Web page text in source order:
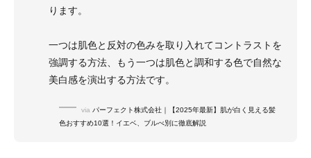
ります。
一つは肌色と反対の色みを取り入れてコントラストを
強調する方法、もう一つは肌色と調和する色で自然な
美白感を演出する方法です。
via パーフェクト株式会社｜【2025年最新】肌が白く見える髪
色おすすめ10選！イエベ、ブルべ別に徹底解説